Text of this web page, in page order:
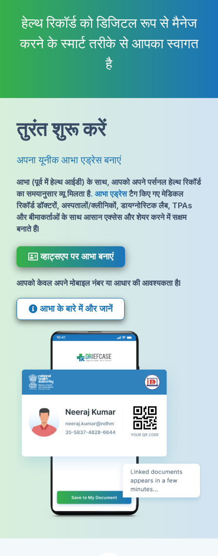
हेल्थ रिकॉर्ड को डिजिटल रूप से मैनेज
करने के स्मार्ट तरीके से आपका स्वागत
है
तुरंत शुरू करें
अपना यूनीक आभा एड्रेस बनाएं
आभा (पूर्व में हेल्थ आईडी) के साथ, आपको अपने पर्सनल हेल्थ रिकॉर्ड
का समयानुसार व्यू मिलता है. आभा एड्रेसटैग किए गए मेडिकल
रिकॉर्ड डॉक्टरों, अस्पतालों/क्लीनिकों, डायग्नोस्टिक लैब, TPAs
और बीमाकर्ताओं के साथ आसान एक्सेस और शेयर करने में सक्षम
बनाते हैंI
व्हाट्सएप पर आभा बनाएं
आपको केवल अपने मोबाइल नंबर या आधार की आवश्यकता हैI
आभा के बारे में और जानें